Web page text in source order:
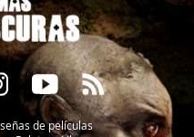
de películas